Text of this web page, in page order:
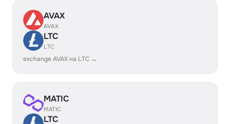
AVAX
AVAX
LTC
LTC
exchange AVAX на LTC →
MATIC
MATIC
LTC